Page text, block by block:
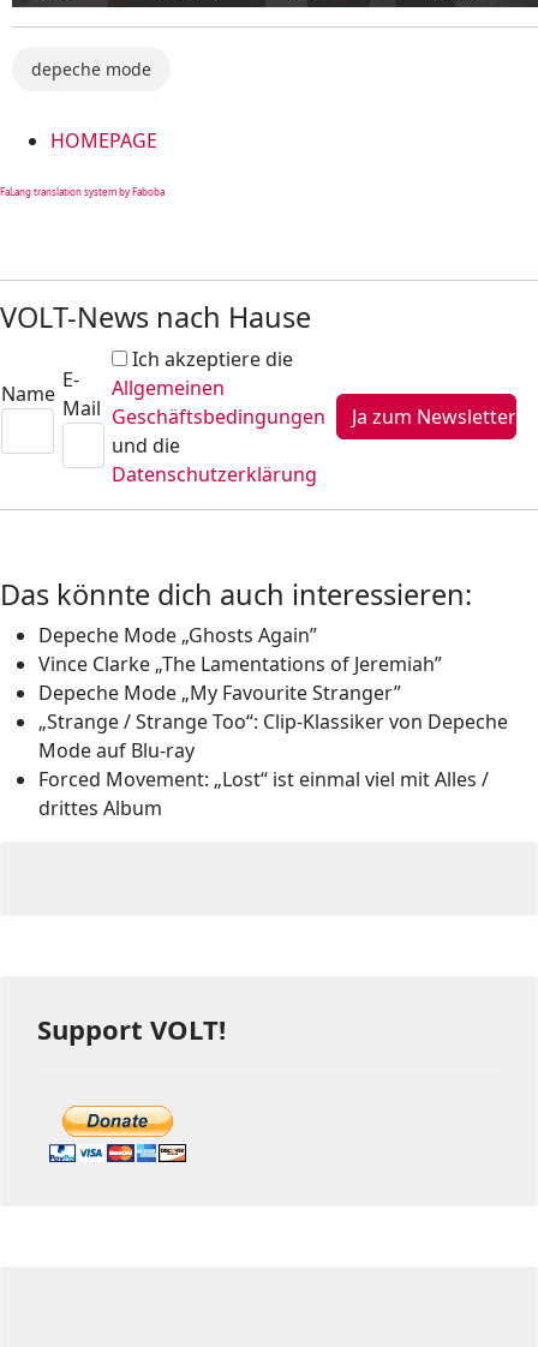
depeche mode
HOMEPAGE
FaLang translation system by Faboba
VOLT-News nach Hause
Name
E-
Mail
Ich akzeptiere die
Allgemeinen
Geschäftsbedingungen
und die
Datenschutzerklärung
Das könnte dich auch interessieren:
Depeche Mode „Ghosts Again”
Vince Clarke „The Lamentations of Jeremiah”
Depeche Mode „My Favourite Stranger”
„Strange / Strange Too“: Clip-Klassiker von Depeche
Mode auf Blu-ray
Forced Movement: „Lost“ ist einmal viel mit Alles /
drittes Album
Support VOLT!